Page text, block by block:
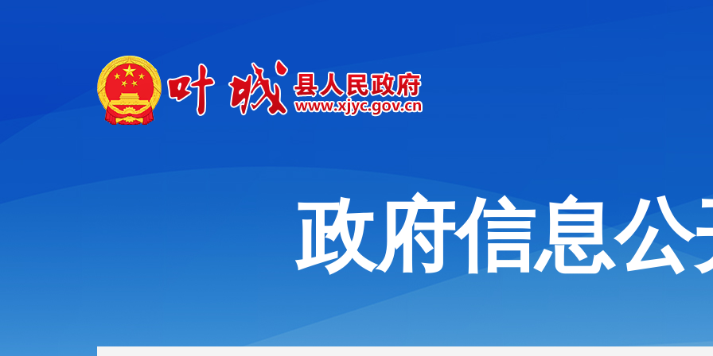
政府信息公